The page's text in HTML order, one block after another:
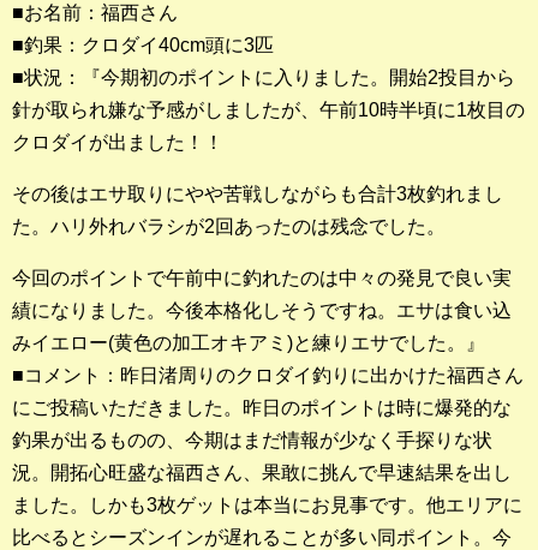
■お名前：福西さん
■釣果：クロダイ40cm頭に3匹
■状況：『今期初のポイントに入りました。開始2投目から
針が取られ嫌な予感がしましたが、午前10時半頃に1枚目の
クロダイが出ました！！
その後はエサ取りにやや苦戦しながらも合計3枚釣れまし
た。ハリ外れバラシが2回あったのは残念でした。
今回のポイントで午前中に釣れたのは中々の発見で良い実
績になりました。今後本格化しそうですね。エサは食い込
みイエロー(黄色の加工オキアミ)と練りエサでした。』
■コメント：昨日渚周りのクロダイ釣りに出かけた福西さん
にご投稿いただきました。昨日のポイントは時に爆発的な
釣果が出るものの、今期はまだ情報が少なく手探りな状
況。開拓心旺盛な福西さん、果敢に挑んで早速結果を出し
ました。しかも3枚ゲットは本当にお見事です。他エリアに
比べるとシーズンインが遅れることが多い同ポイント。今
釣果ランキング
2023年 クロダイ部門
2023年 メジナ部門
クロダイ部門
シロギス部門
過去の釣果ランキング
ブログ・釣行記
スタッフブログ